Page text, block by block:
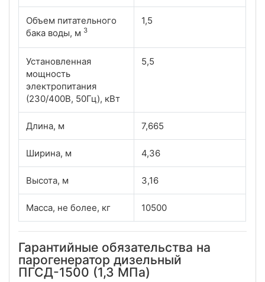
Объем питательного
бака воды, м 3
1,5
Установленная
мощность
электропитания
(230/400В, 50Гц), кВт
5,5
Длина, м 7,665
Ширина, м 4,36
Высота, м 3,16
Масса, не более, кг 10500
Гарантийные обязательства на
парогенератор дизельный
ПГСД-1500 (1,3 МПа)